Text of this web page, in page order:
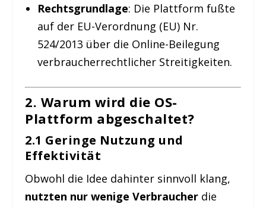
Rechtsgrundlage: Die Plattform fußte
auf der EU-Verordnung (EU) Nr.
524/2013 über die Online-Beilegung
verbraucherrechtlicher Streitigkeiten.
2. Warum wird die OS-
Plattform abgeschaltet?
2.1 Geringe Nutzung und
Effektivität
Obwohl die Idee dahinter sinnvoll klang,
nutzten nur wenige Verbraucher die